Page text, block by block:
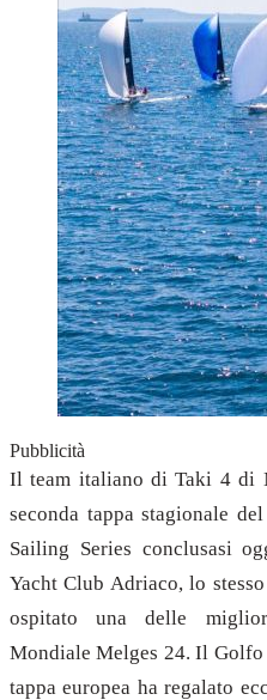
Pubblicità
Il team italiano di Taki 4 di
seconda tappa stagionale
Sailing Series conclusasi
Yacht Club Adriaco, lo
ospitato una delle
Mondiale Melges 24. Il
tappa europea ha regalato